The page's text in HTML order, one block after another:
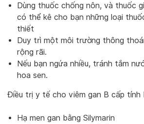
Dùng thuốc chống nôn, và thuốc
có thể kê cho bạn những loại
thiết
Duy trì một môi trường thông
rộng rãi.
Nếu bạn ngứa nhiều, tránh tắm
hoa sen.
Điều trị y tế cho viêm gan B cấp tính
Hạ men gan bằng Silymarin